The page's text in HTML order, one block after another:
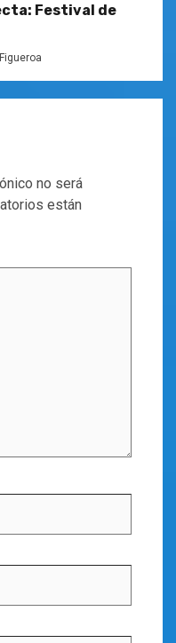
Festival de
no será
están